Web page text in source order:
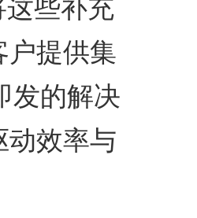
些补充
户提供集
发的解决
动效率与